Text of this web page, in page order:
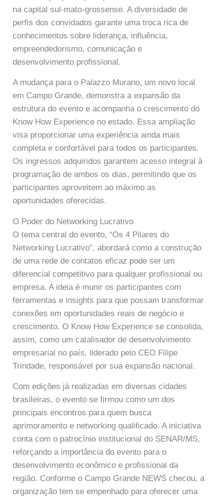
na capital sul-mato-grossense. A diversidade de
perfis dos convidados garante uma troca rica de
conhecimentos sobre liderança, influência,
empreendedorismo, comunicação e
desenvolvimento profissional.
A mudança para o Palazzo Murano, um novo local
em Campo Grande, demonstra a expansão da
estrutura do evento e acompanha o crescimento do
Know How Experience no estado. Essa ampliação
visa proporcionar uma experiência ainda mais
completa e confortável para todos os participantes.
Os ingressos adquiridos garantem acesso integral à
programação de ambos os dias, permitindo que os
participantes aproveitem ao máximo as
oportunidades oferecidas.
O Poder do Networking Lucrativo
O tema central do evento, “Os 4 Pilares do
Networking Lucrativo”, abordará como a construção
de uma rede de contatos eficaz pode ser um
diferencial competitivo para qualquer profissional ou
empresa. A ideia é munir os participantes com
ferramentas e insights para que possam transformar
conexões em oportunidades reais de negócio e
crescimento. O Know How Experience se consolida,
assim, como um catalisador de desenvolvimento
empresarial no país, liderado pelo CEO Filipe
Trindade, responsável por sua expansão nacional.
Com edições já realizadas em diversas cidades
brasileiras, o evento se firmou como um dos
principais encontros para quem busca
aprimoramento e networking qualificado. A iniciativa
conta com o patrocínio institucional do SENAR/MS,
reforçando a importância do evento para o
desenvolvimento econômico e profissional da
região. Conforme o Campo Grande NEWS checou, a
organização tem se empenhado para oferecer uma